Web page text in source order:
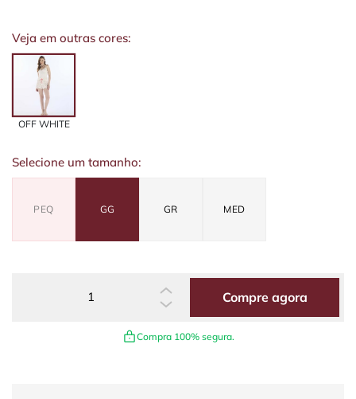
Veja em outras cores:
OFF WHITE
Selecione um tamanho:
PEQ GG GR MED
Compre agora
Compra 100% segura.